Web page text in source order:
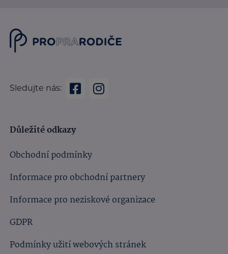
Sledujte nás:
Důležité odkazy
Obchodní podmínky
Informace pro obchodní partnery
Informace pro neziskové organizace
GDPR
Podmínky užití webových stránek